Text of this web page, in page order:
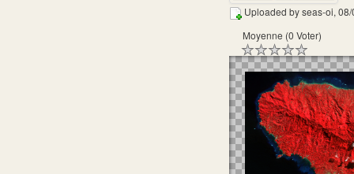
Uploaded byseas-oi,
Moyenne (0 Voter)